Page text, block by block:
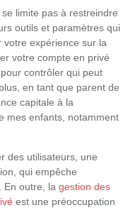
limite pas à restreindre
outils et paramètres qui
expérience sur la
votre compte en privé
contrôler qui peut
en tant que parent de
capitale à la
mes enfants, notamment
des utilisateurs, une
qui empêche
En outre, la gestion des
est une préoccupation